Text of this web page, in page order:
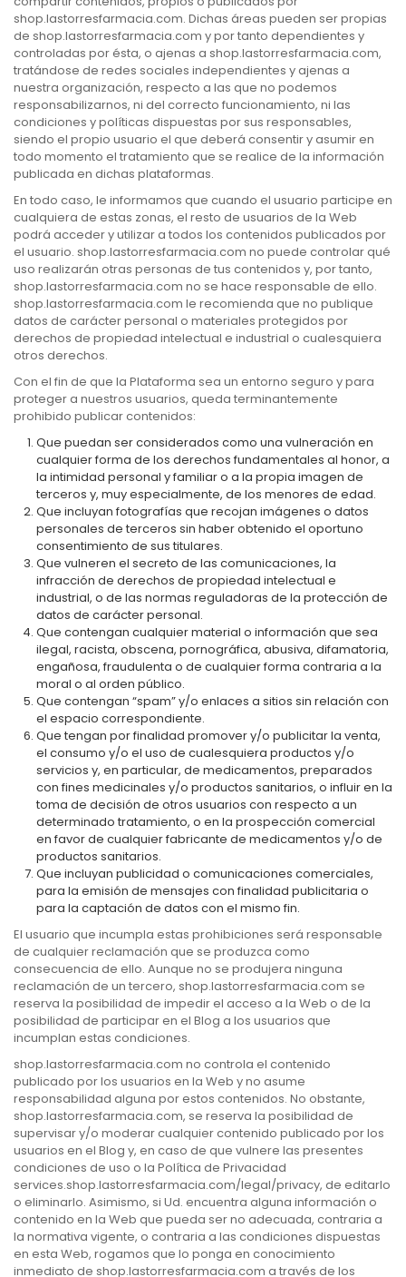
shop.lastorresfarmacia.com. Dichas áreas pueden ser propias
de shop.lastorresfarmacia.com y por tanto dependientes y
controladas por ésta, o ajenas a shop.lastorresfarmacia.com,
tratándose de redes sociales independientes y ajenas a
nuestra organización, respecto a las que no podemos
responsabilizarnos, ni del correcto funcionamiento, ni las
condiciones y políticas dispuestas por sus responsables,
siendo el propio usuario el que deberá consentir y asumir en
todo momento el tratamiento que se realice de la información
publicada en dichas plataformas.
En todo caso, le informamos que cuando el usuario participe en
cualquiera de estas zonas, el resto de usuarios de la Web
podrá acceder y utilizar a todos los contenidos publicados por
el usuario. shop.lastorresfarmacia.com no puede controlar qué
uso realizarán otras personas de tus contenidos y, por tanto,
shop.lastorresfarmacia.com no se hace responsable de ello.
shop.lastorresfarmacia.com le recomienda que no publique
datos de carácter personal o materiales protegidos por
derechos de propiedad intelectual e industrial o cualesquiera
otros derechos.
Con el fin de que la Plataforma sea un entorno seguro y para
proteger a nuestros usuarios, queda terminantemente
prohibido publicar contenidos:
Que puedan ser considerados como una vulneración en
cualquier forma de los derechos fundamentales al honor, a
la intimidad personal y familiar o a la propia imagen de
terceros y, muy especialmente, de los menores de edad.
Que incluyan fotografías que recojan imágenes o datos
personales de terceros sin haber obtenido el oportuno
consentimiento de sus titulares.
Que vulneren el secreto de las comunicaciones, la
infracción de derechos de propiedad intelectual e
industrial, o de las normas reguladoras de la protección de
datos de carácter personal.
Que contengan cualquier material o información que sea
ilegal, racista, obscena, pornográfica, abusiva, difamatoria,
engañosa, fraudulenta o de cualquier forma contraria a la
moral o al orden público.
Que contengan “spam” y/o enlaces a sitios sin relación con
el espacio correspondiente.
Que tengan por finalidad promover y/o publicitar la venta,
el consumo y/o el uso de cualesquiera productos y/o
servicios y, en particular, de medicamentos, preparados
con fines medicinales y/o productos sanitarios, o influir en la
toma de decisión de otros usuarios con respecto a un
determinado tratamiento, o en la prospección comercial
en favor de cualquier fabricante de medicamentos y/o de
productos sanitarios.
Que incluyan publicidad o comunicaciones comerciales,
para la emisión de mensajes con finalidad publicitaria o
para la captación de datos con el mismo fin.
El usuario que incumpla estas prohibiciones será responsable
de cualquier reclamación que se produzca como
consecuencia de ello. Aunque no se produjera ninguna
reclamación de un tercero, shop.lastorresfarmacia.com se
reserva la posibilidad de impedir el acceso a la Web o de la
posibilidad de participar en el Blog a los usuarios que
incumplan estas condiciones.
shop.lastorresfarmacia.com no controla el contenido
publicado por los usuarios en la Web y no asume
responsabilidad alguna por estos contenidos. No obstante,
shop.lastorresfarmacia.com, se reserva la posibilidad de
supervisar y/o moderar cualquier contenido publicado por los
usuarios en el Blog y, en caso de que vulnere las presentes
condiciones de uso o la Política de Privacidad
services.shop.lastorresfarmacia.com/legal/privacy, de editarlo
o eliminarlo. Asimismo, si Ud. encuentra alguna información o
contenido en la Web que pueda ser no adecuada, contraria a
la normativa vigente, o contraria a las condiciones dispuestas
en esta Web, rogamos que lo ponga en conocimiento
inmediato de shop.lastorresfarmacia.com a través de los